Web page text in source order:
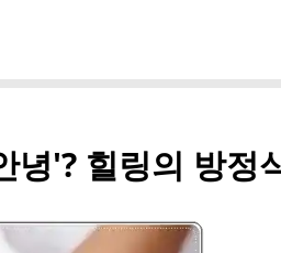
'? 힐링의 방정